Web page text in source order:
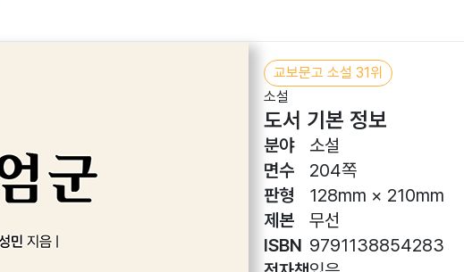
교보문고 소설 31위
소설
도서 기본 정보
분야
면수
판형
제본
ISBN
소설
204쪽
128mm × 210mm
무선
9791138854283